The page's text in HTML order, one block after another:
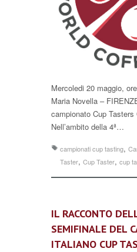
Mercoledi 20 maggio,
Maria Novella –
campionato Cup Tasters
Nell’ambito della 4ª…
campionati cup tasting,
Taster, Cup Taster, cup
IL RACCONTO
SEMIFINALE DEL
ITALIANO CUP